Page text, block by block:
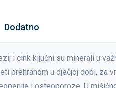
Dodatno
i cink ključni su minerali u
prehranom u dječjoj dobi, za